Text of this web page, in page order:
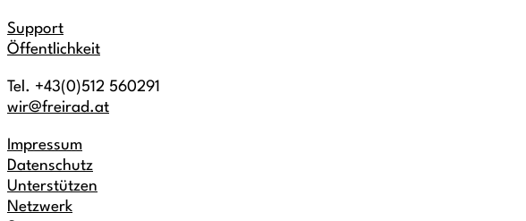
Support
Öffentlichkeit
Tel. +43(0)512 560291
wir@freirad.at
Impressum
Datenschutz
Unterstützen
Netzwerk